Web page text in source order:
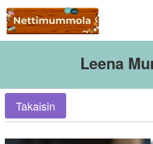
Leena
Takaisin